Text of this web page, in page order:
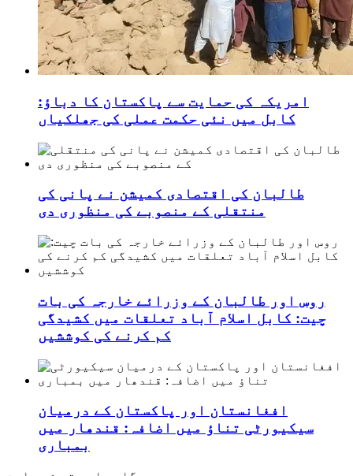
امریکہ کی حمایت سے پاکستان کا دباؤ:
کابل میں نئی حکمت عملی کی جھلکیاں
طالبان کی اقتصادی کمیشن نے پانی کی
منتقلی کے منصوبے کی منظوری دی
روس اور طالبان کے وزرائے خارجہ کی بات
چیت: کابل اسلام آباد تعلقات میں کشیدگی
کم کرنے کی کوششیں
افغانستان اور پاکستان کے درمیان
سیکیورٹی تناؤ میں اضافہ: قندھار میں
بمباری